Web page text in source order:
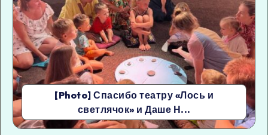
[Photo] Спасибо театру «Лось и
светлячок» и Даше Н...